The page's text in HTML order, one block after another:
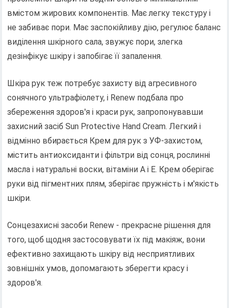
вмістом жирових компонентів. Має легку текстуру і
не забиває пори. Має заспокійливу дію, регулює баланс
виділення шкірного сала, звужує пори, злегка
дезінфікує шкіру і запобігає її запалення.
Шкіра рук теж потребує захисту від агресивного
сонячного ультрафіолету, і Renew подбала про
збереження здоров'я і краси рук, запропонувавши
захисний засіб Sun Protective Hand Cream. Легкий і
відмінно вбирається Крем для рук з УФ-захистом,
містить антиоксиданти і фільтри від сонця, рослинні
масла і натуральні воски, вітаміни А і Е. Крем оберігає
руки від пігментних плям, зберігає пружність і м'якість
шкіри.
Сонцезахисні засоби Renew - прекрасне рішення для
того, щоб щодня застосовувати їх під макіяж, вони
ефективно захищають шкіру від несприятливих
зовнішніх умов, допомагають зберегти красу і
здоров'я.